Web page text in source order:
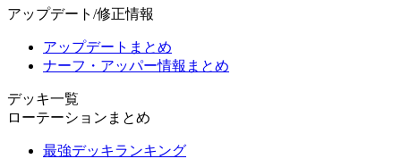
アップデート/修正情報
アップデートまとめ
ナーフ・アッパー情報まとめ
デッキ一覧
ローテーションまとめ
最強デッキランキング